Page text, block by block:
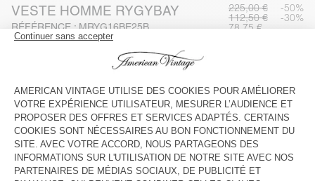
VESTE HOMME RYGYBAY
RÉFÉRENCE : MRYG16BE25B
225,00 € -50%
112,50 € -30%
78,75 €
S M/L XL
GUIDE DES TAILLES